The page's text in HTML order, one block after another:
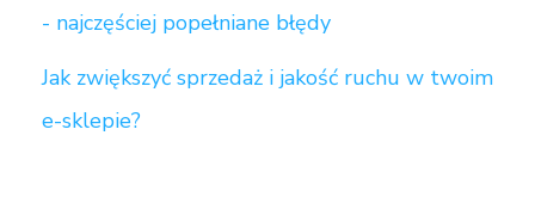
- najczęściej popełniane błędy
Jak zwiększyć sprzedaż i jakość ruchu w twoim
e-sklepie?